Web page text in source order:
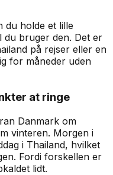
du holde et lille
du bruger den. Det er
på rejser eller en
for måneder uden
at ringe
Danmark om
vinteren. Morgen i
i Thailand, hvilket
Fordi forskellen er
lidt.